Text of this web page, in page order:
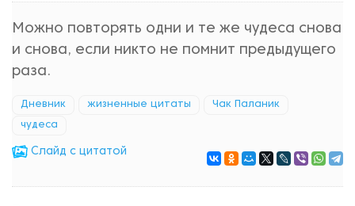
Можно повторять одни и те же чудеса снова
и снова, если никто не помнит предыдущего
раза.
Дневник жизненные цитаты Чак Паланик
чудеса
Cлайд с цитатой